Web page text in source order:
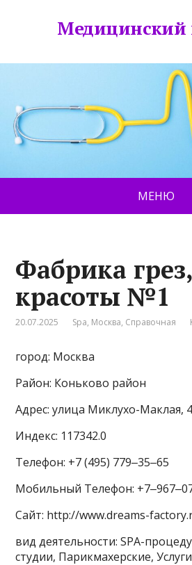
Медицинский
МЕНЮ
Фабрика
красоты №1
20.07.2025 Spa, Москва, Справочная
город: Москва
Район: Коньково район
Адрес: улица Миклухо-Маклая,
Индекс: 117342.0
Телефон: +7 (495) 779‒35‒65
Мобильный Телефон:
Сайт: http://www.dreams-
вид деятельности: SPA-
студии, Парикмахерские,